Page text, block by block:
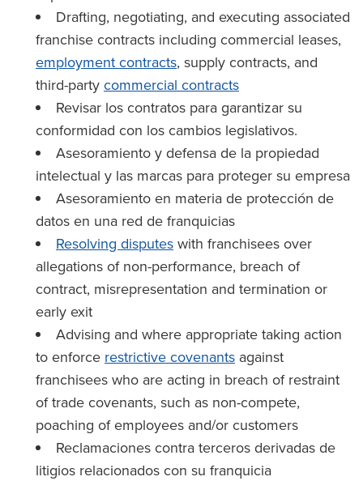
Drafting, negotiating, and executing associated
franchise contracts including commercial leases,
employment contracts, supply contracts, and
third-party commercial contracts
Revisar los contratos para garantizar su
conformidad con los cambios legislativos.
Asesoramiento y defensa de la propiedad
intelectual y las marcas para proteger su empresa
Asesoramiento en materia de protección de
datos en una red de franquicias
Resolving disputes with franchisees over
allegations of non-performance, breach of
contract, misrepresentation and termination or
early exit
Advising and where appropriate taking action
to enforce restrictive covenants against
franchisees who are acting in breach of restraint
of trade covenants, such as non-compete,
poaching of employees and/or customers
Reclamaciones contra terceros derivadas de
litigios relacionados con su franquicia